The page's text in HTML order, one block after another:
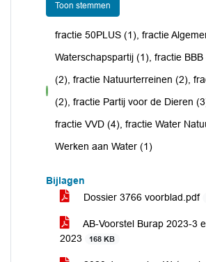
Toon stemmen
voor
fractie 50PLUS (1), fractie
Waterschapspartij (1), fractie
(2), fractie Natuurterreinen (2),
(2), fractie Partij voor de Dieren
fractie VVD (4), fractie Water
Werken aan Water (1)
Bijlagen
Dossier 3766 voorblad.pdf
AB-Voorstel Burap 2023-3
2023
168 KB